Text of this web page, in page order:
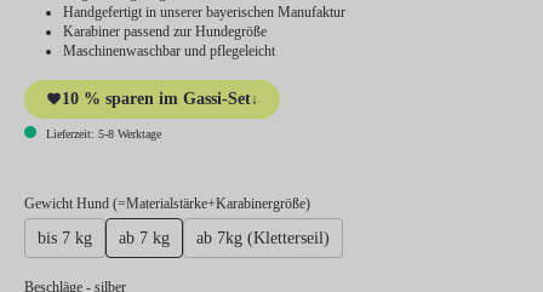
Handgefertigt in unserer bayerischen Manufaktur
Karabiner passend zur Hundegröße
Maschinenwaschbar und pflegeleicht
10 % sparen im Gassi-Set↓
Lieferzeit: 5-8 Werktage
Gewicht Hund (=Materialstärke+Karabinergröße)auswählen
bis 7 kg ab 7 kg ab 7kg (Kletterseil)
Beschlägeauswählen
- silber